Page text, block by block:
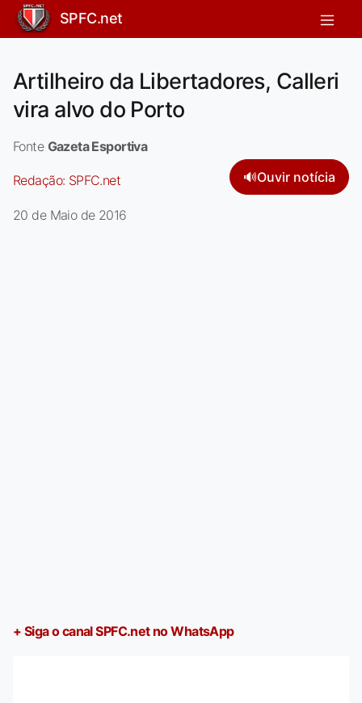
SPFC.net
Artilheiro da Libertadores, Calleri
vira alvo do Porto
Fonte Gazeta Esportiva
Redação: SPFC.net 🔊Ouvir notícia
20 de Maio de 2016
+ Siga o canal SPFC.net no WhatsApp